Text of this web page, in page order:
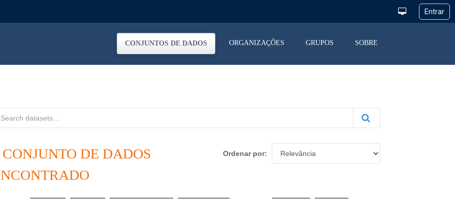
CONJUNTOS DE DADOS ORGANIZAÇÕES GRUPOS SOBRE
Ordenar por
CONJUNTO DE DADOS